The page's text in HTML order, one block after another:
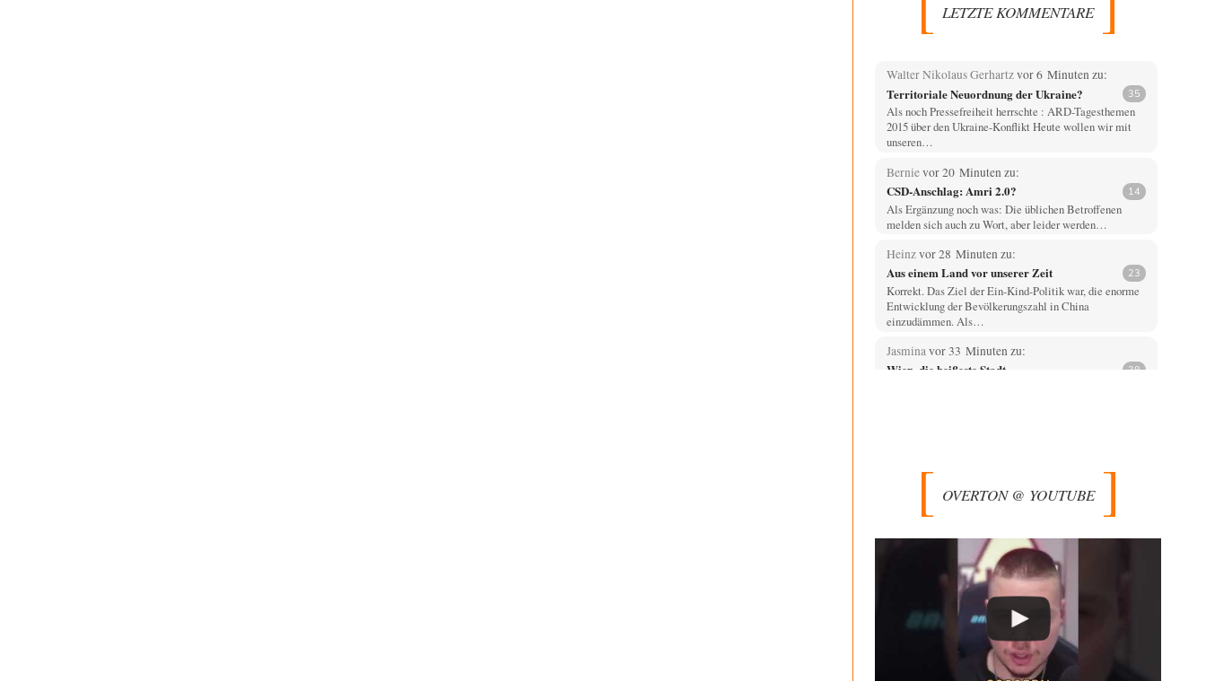
LETZTE KOMMENTARE
Walter Nikolaus Gerhartzvor 6 Minuten zu:
Territoriale Neuordnung der Ukraine? 35
Als noch Pressefreiheit herrschte : ARD-Tagesthemen
2015 über den Ukraine-Konflikt Heute wollen wir mit
unseren…
Bernievor 20 Minuten zu:
CSD-Anschlag: Amri 2.0? 14
Als Ergänzung noch was: Die üblichen Betroffenen
melden sich auch zu Wort, aber leider werden…
Heinzvor 28 Minuten zu:
Aus einem Land vor unserer Zeit 23
Korrekt. Das Ziel der Ein-Kind-Politik war, die enorme
Entwicklung der Bevölkerungszahl in China
einzudämmen. Als…
Jasminavor 33 Minuten zu:
Wien, die heißeste Stadt 38
Sorry, Peter Bürger, für den Mißbrauch deiner überaus
rechtschaffenen Darstellung und deines Berichtes, aber
vor 1 Stunde zu:
Statt Dunkelflaute eher Hitze-Blackout wegen
Kühlwassermangel für Atomkraft
Würden PV-Anlagen zu Marktbedingungen betrieben,
würden sie sich beim derzeitigen Ausbaustand kaum
vor 3 Stunden zu:
OVERTON @ YOUTUBE